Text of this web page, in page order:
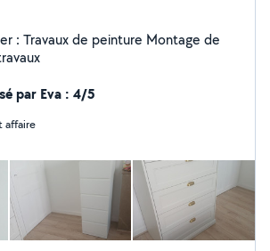
de peinture Montage de
par Eva : 4/5
affaire